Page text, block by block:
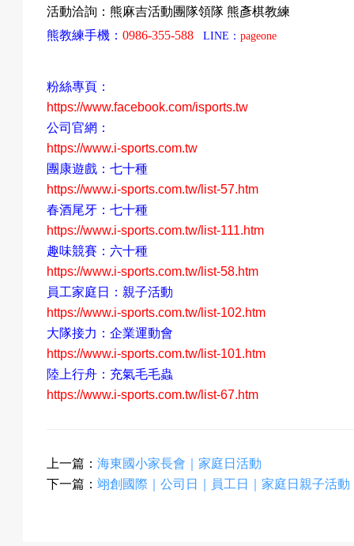
活動洽詢：熊麻吉活動團隊領隊 熊彥棋教練
熊教練手機：0986-355-588 LINE ：pageone
粉絲專頁：
https://www.facebook.com/isports.tw
公司官網：
https://www.i-sports.com.tw
團康遊戲：七十種
https://www.i-sports.com.tw/list-57.htm
春酒尾牙：七十種
https://www.i-sports.com.tw/list-111.htm
趣味競賽：六十種
https://www.i-sports.com.tw/list-58.htm
員工家庭日：親子活動
https://www.i-sports.com.tw/list-102.htm
大隊接力：企業運動會
https://www.i-sports.com.tw/list-101.htm
陸上行舟：充氣毛毛蟲
https://www.i-sports.com.tw/list-67.htm
上一篇：海東國小家長會｜家庭日活動
下一篇：翊創國際｜公司日｜員工日｜家庭日親子活動